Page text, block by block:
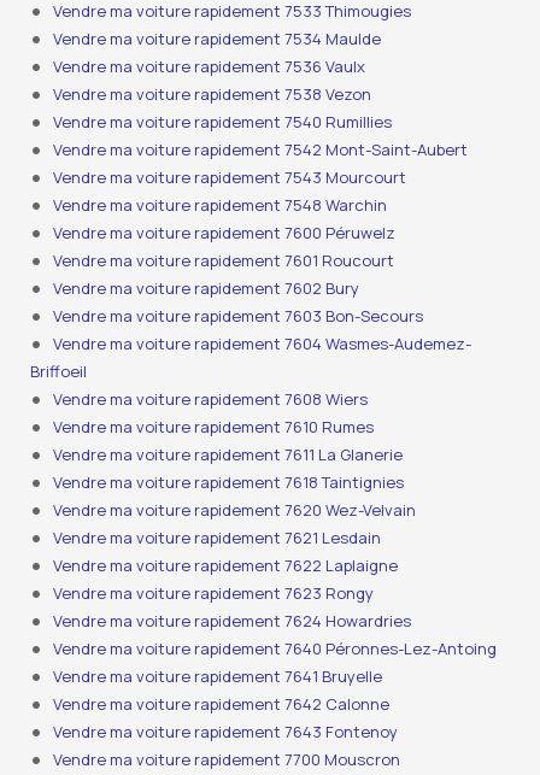
Vendre ma voiture rapidement 7533 Thimougies
Vendre ma voiture rapidement 7534 Maulde
Vendre ma voiture rapidement 7536 Vaulx
Vendre ma voiture rapidement 7538 Vezon
Vendre ma voiture rapidement 7540 Rumillies
Vendre ma voiture rapidement 7542 Mont-Saint-Aubert
Vendre ma voiture rapidement 7543 Mourcourt
Vendre ma voiture rapidement 7548 Warchin
Vendre ma voiture rapidement 7600 Péruwelz
Vendre ma voiture rapidement 7601 Roucourt
Vendre ma voiture rapidement 7602 Bury
Vendre ma voiture rapidement 7603 Bon-Secours
Vendre ma voiture rapidement 7604 Wasmes-Audemez-
Briffoeil
Vendre ma voiture rapidement 7608 Wiers
Vendre ma voiture rapidement 7610 Rumes
Vendre ma voiture rapidement 7611 La Glanerie
Vendre ma voiture rapidement 7618 Taintignies
Vendre ma voiture rapidement 7620 Wez-Velvain
Vendre ma voiture rapidement 7621 Lesdain
Vendre ma voiture rapidement 7622 Laplaigne
Vendre ma voiture rapidement 7623 Rongy
Vendre ma voiture rapidement 7624 Howardries
Vendre ma voiture rapidement 7640 Péronnes-Lez-Antoing
Vendre ma voiture rapidement 7641 Bruyelle
Vendre ma voiture rapidement 7642 Calonne
Vendre ma voiture rapidement 7643 Fontenoy
Vendre ma voiture rapidement 7700 Mouscron